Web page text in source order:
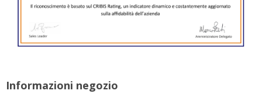
Informazioni negozio